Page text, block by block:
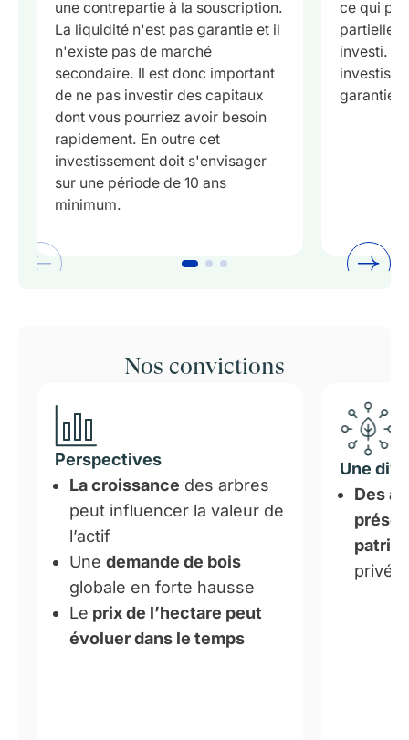
une contrepartie à la souscription.
La liquidité n'est pas garantie et il
n'existe pas de marché
secondaire. Il est donc important
de ne pas investir des capitaux
dont vous pourriez avoir besoin
rapidement. En outre cet
investissement doit s'envisager
sur une période de 10 ans
minimum.
ce qui
partielle
investi.
garantie.
Nos convictions
Perspectives
La croissance des arbres
peut influencer la valeur de
l’actif
Une demande de bois
globale en forte hausse
Le prix de l’hectare peut
évoluer dans le temps
Une
Des
privés